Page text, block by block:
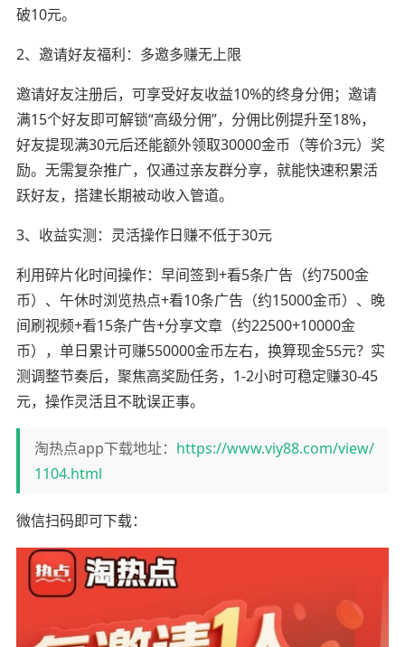
破10元。
2、邀请好友福利：多邀多赚无上限
邀请好友注册后，可享受好友收益10%的终身分佣；邀请
满15个好友即可解锁“高级分佣”，分佣比例提升至18%，
好友提现满30元后还能额外领取30000金币（等价3元）奖
励。无需复杂推广，仅通过亲友群分享，就能快速积累活
跃好友，搭建长期被动收入管道。
3、收益实测：灵活操作日赚不低于30元
利用碎片化时间操作：早间签到+看5条广告（约7500金
币）、午休时浏览热点+看10条广告（约15000金币）、晚
间刷视频+看15条广告+分享文章（约22500+10000金
币），单日累计可赚550000金币左右，换算现金55元？实
测调整节奏后，聚焦高奖励任务，1-2小时可稳定赚30-45
元，操作灵活且不耽误正事。
淘热点app下载地址： https://www.viy88.com/view/
1104.html
微信扫码即可下载：